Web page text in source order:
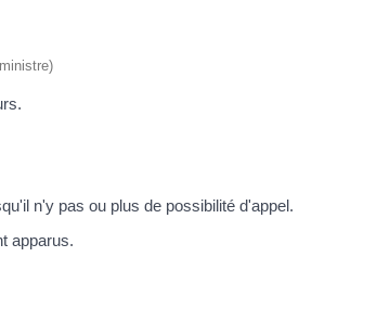
n'y pas ou plus de possibilité d'appel.
apparus.